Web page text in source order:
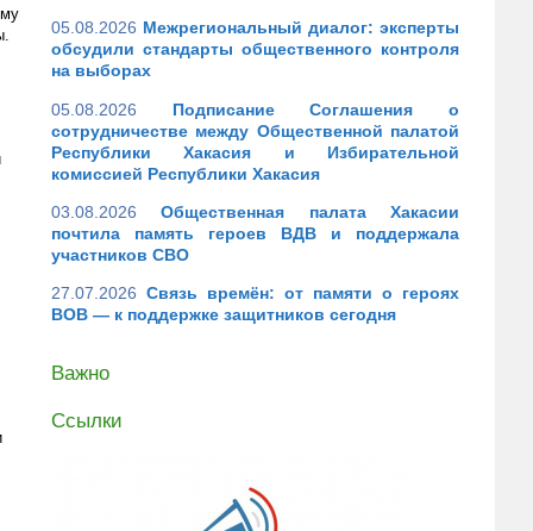
05.08.2026 Межрегиональный диалог: эксперты
обсудили стандарты общественного контроля
на выборах
05.08.2026
Подписание Соглашения о
сотрудничестве между Общественной палатой
Республики Хакасия и Избирательной
комиссией Республики Хакасия
03.08.2026
Общественная палата Хакасии
почтила память героев ВДВ и поддержала
участников СВО
27.07.2026 Связь времён: от памяти о героях
ВОВ — к поддержке защитников сегодня
Важно
Ссылки